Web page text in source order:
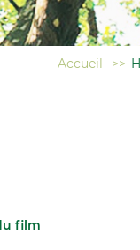
Accueil >>
film